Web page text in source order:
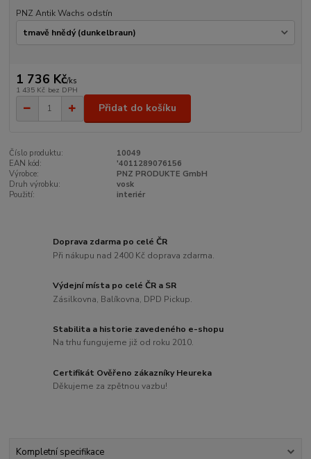
PNZ Antik Wachs odstín
1 736 Kč/ks
1 435 Kč bez DPH
Přidat do košíku
Číslo produktu:
10049
EAN kód:
'4011289076156
Výrobce:
PNZ PRODUKTE GmbH
Druh výrobku:
vosk
Použití:
interiér
Doprava zdarma po celé ČR
Při nákupu nad 2400 Kč doprava zdarma.
Výdejní místa po celé ČR a SR
Zásilkovna, Balíkovna, DPD Pickup.
Stabilita a historie zavedeného e-shopu
Na trhu fungujeme již od roku 2010.
Certifikát Ověřeno zákazníky Heureka
Děkujeme za zpětnou vazbu!
Kompletní specifikace